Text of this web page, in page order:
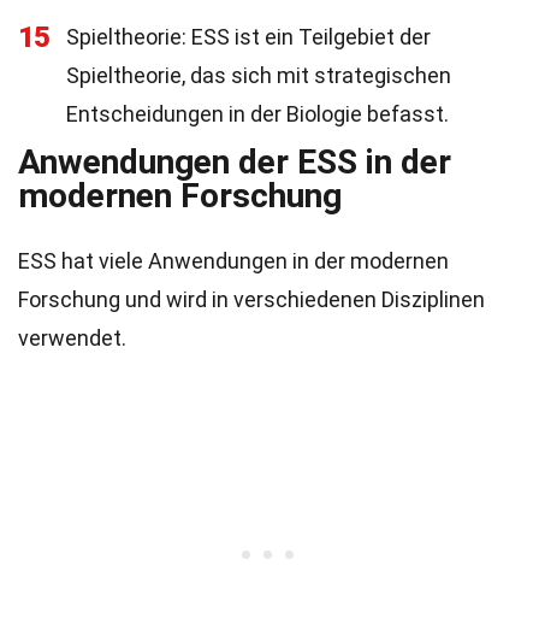
15
Spieltheorie: ESS ist ein Teilgebiet der
Spieltheorie, das sich mit strategischen
Entscheidungen in der Biologie befasst.
Anwendungen der ESS in der
modernen Forschung
ESS hat viele Anwendungen in der modernen
Forschung und wird in verschiedenen Disziplinen
verwendet.